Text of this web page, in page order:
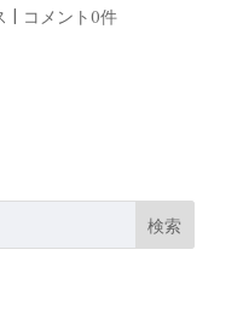
| コメント0件
検索